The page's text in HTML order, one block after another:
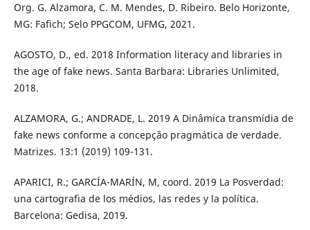
Org. G. Alzamora, C. M. Mendes, D. Ribeiro. Belo Horizonte,
MG: Fafich; Selo PPGCOM, UFMG, 2021.
AGOSTO, D., ed. 2018 Information literacy and libraries in
the age of fake news. Santa Barbara: Libraries Unlimited,
2018.
ALZAMORA, G.; ANDRADE, L. 2019 A Dinâmica transmídia de
fake news conforme a concepção pragmática de verdade.
Matrizes. 13:1 (2019) 109-131.
APARICI, R.; GARCÍA-MARÍN, M, coord. 2019 La Posverdad:
una cartografia de los médios, las redes y la política.
Barcelona: Gedisa, 2019.